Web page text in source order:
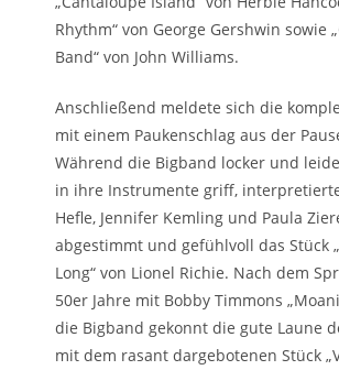
Rhythm“ von George Gershwin sowie
Band“ von John Williams.
Anschließend meldete sich die
mit einem Paukenschlag aus der
Während die Bigband locker und
in ihre Instrumente griff,
Hefle, Jennifer Kemling und Paula
abgestimmt und gefühlvoll das Stück
Long“ von Lionel Richie. Nach dem
50er Jahre mit Bobby Timmons
die Bigband gekonnt die gute Laune
mit dem rasant dargebotenen Stück